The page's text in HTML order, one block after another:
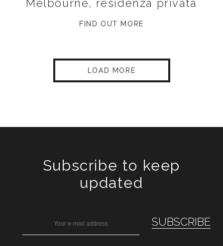
Melbourne, residenza privata
FIND OUT MORE
LOAD MORE
Subscribe to keep
updated